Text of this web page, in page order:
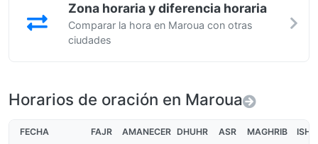
Zona horaria y diferencia horaria
Comparar la hora en Maroua con otras
ciudades
Horarios de oración en Maroua
FECHA FAJR AMANECER DHUHR ASR MAGHRIB ISHA